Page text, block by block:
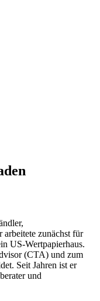
arbeitete zunächst für
US-Wertpapierhaus.
(CTA) und zum
Seit Jahren ist er
und